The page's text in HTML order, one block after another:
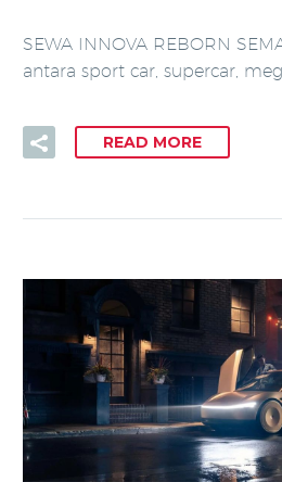
SEWA INNOVA REBORN
antara sport car, supercar,
READ MORE